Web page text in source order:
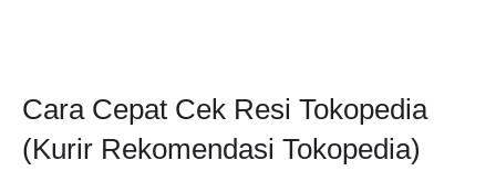
Cara Cepat Cek Resi Tokopedia
(Kurir Rekomendasi Tokopedia)